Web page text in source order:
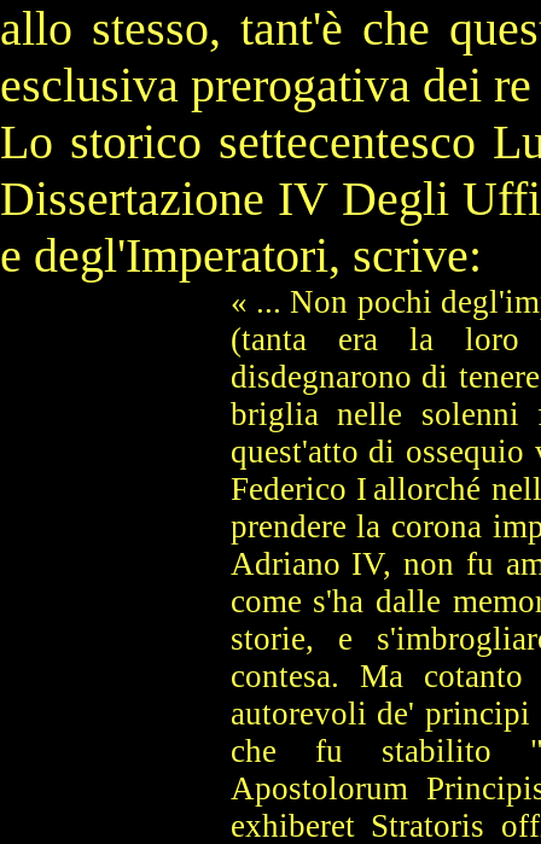
allo stesso, tant'è che
esclusiva prerogativa dei
Lo storico settecentesco
Dissertazione IV Degli
e degl'Imperatori, scrive:
« ... Non pochi
(tanta era la loro
disdegnarono di
briglia nelle solenni
quest'atto di
Federico I allorché
prendere la corona
Adriano IV, non fu
come s'ha dalle
storie, e
contesa. Ma
autorevoli de' principi
che fu stabilito
Apostolorum
exhiberet Stratoris